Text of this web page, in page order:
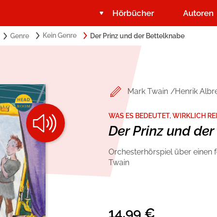
Hörbücher
Belletristik
Romance by heartroom
Krimi und Thriller
Ratgeber und Sachbuch
Autoren
Über USM Audio
Presse
Autorinnen und Autoren
Suchbegriff eingeben:
Search
Genre
Kein Genre Der Prinz und der Bettelknabe
Mark Twain Henrik
WAS ES BEDEUTET, WIRKLICH
Der Prinz und
Orchesterhörspiel über einen
Twain
14,99 €